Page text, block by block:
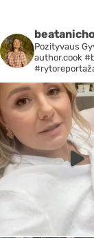
Pozityvaus
author.cook